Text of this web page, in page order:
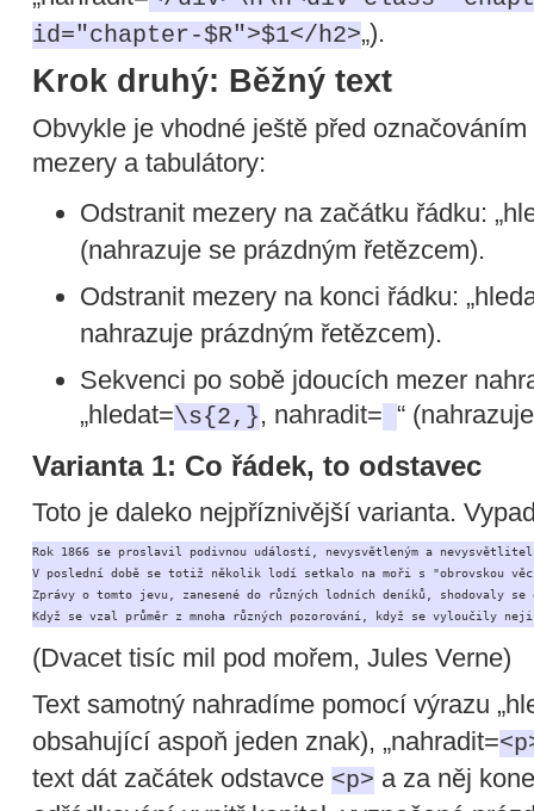
id="chapter-$R">$1</h2>„).
Krok druhý: Běžný text
Obvykle je vhodné ještě před
mezery a tabulátory:
Odstranit mezery na začátku řádku:
(nahrazuje se prázdným řetězcem).
Odstranit mezery na konci řádku:
nahrazuje prázdným řetězcem).
Sekvenci po sobě jdoucích mezer
„hledat=\s{2,}, nahradit= “
Varianta 1: Co řádek, to odstavec
Toto je daleko nejpříznivější varianta.
Rok 1866 se proslavil podivnou událostí, nevysvětleným a
V poslední době se totiž několik lodí setkalo na moři s "obrovskou
Zprávy o tomto jevu, zanesené do různých lodních deníků,
Když se vzal průměr z mnoha různých pozorování, když se vyloučily
(Dvacet tisíc mil pod mořem, Jules Verne)
Text samotný nahradíme pomocí výrazu
obsahující aspoň jeden znak), „nahradit=
text dát začátek odstavce <p> a za něj